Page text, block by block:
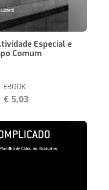
Especial e
Comum
EBOOK
€ 5,03